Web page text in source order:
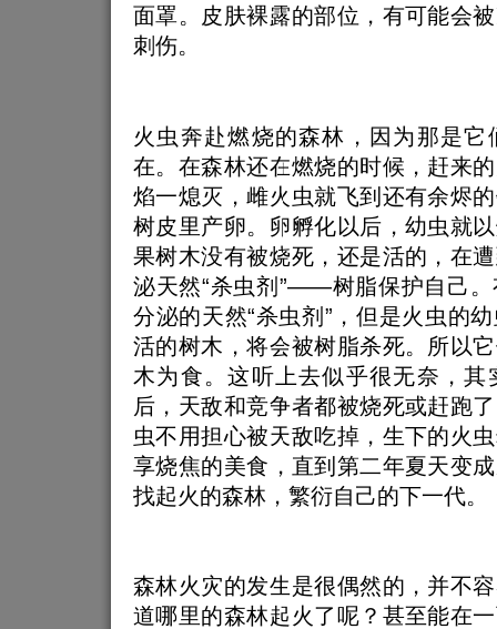
面罩。皮肤裸露的部位，有可能会
刺伤。
火虫奔赴燃烧的森林，因为那是它
在。在森林还在燃烧的时候，赶来
焰一熄灭，雌火虫就飞到还有余烬
树皮里产卵。卵孵化以后，幼虫就
果树木没有被烧死，还是活的，在
泌天然“杀虫剂”——树脂保护自己
分泌的天然“杀虫剂”，但是火虫的
活的树木，将会被树脂杀死。所以
木为食。这听上去似乎很无奈，其
后，天敌和竞争者都被烧死或赶跑
虫不用担心被天敌吃掉，生下的火
享烧焦的美食，直到第二年夏天变
找起火的森林，繁衍自己的下一代。
森林火灾的发生是很偶然的，并不
道哪里的森林起火了呢？甚至能在